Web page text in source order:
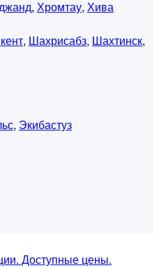
, Хромтау, Хива
, Шахрисабз, Шахтинск,
, Экибастуз
Доступные цены.